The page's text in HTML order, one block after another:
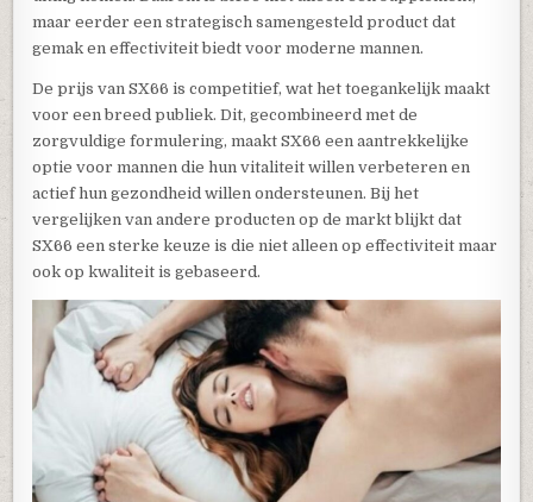
maar eerder een strategisch samengesteld product dat
gemak en effectiviteit biedt voor moderne mannen.
De prijs van SX66 is competitief, wat het toegankelijk maakt
voor een breed publiek. Dit, gecombineerd met de
zorgvuldige formulering, maakt SX66 een aantrekkelijke
optie voor mannen die hun vitaliteit willen verbeteren en
actief hun gezondheid willen ondersteunen. Bij het
vergelijken van andere producten op de markt blijkt dat
SX66 een sterke keuze is die niet alleen op effectiviteit maar
ook op kwaliteit is gebaseerd.